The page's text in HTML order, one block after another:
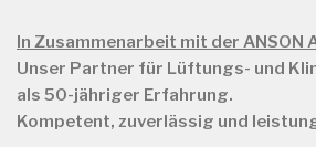
In Zusammenarbeit mit der ANSON
Unser Partner für Lüftungs- und
als 50-jähriger Erfahrung.
Kompetent, zuverlässig und